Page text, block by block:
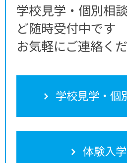
学校見学・個別相
ど随時受付中です
お気軽にご連絡く
学校見学・個
体験入